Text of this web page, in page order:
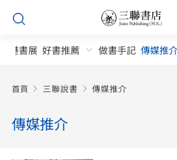
Skip
content
香港書展 好書推薦 做書手記 傳媒推
首頁 三聯說書 傳媒推介
傳媒推介